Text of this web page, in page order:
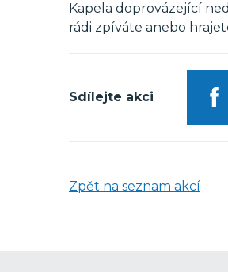
Kapela doprovázející
rádi zpíváte anebo
Sdílejte akci
Zpět na seznam akcí